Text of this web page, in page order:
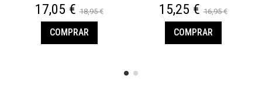
17,05 €18,95 €
COMPRAR
15,25 €16,95 €
COMPRAR